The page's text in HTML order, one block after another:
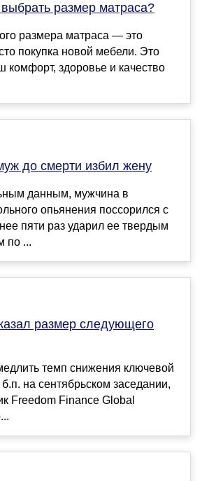
размер матраса?
размера матраса — это
покупка новой мебели. Это
комфорт, здоровье и качество
до смерти избил жену
данным, мужчина в
опьянения поссорился с
пяти раз ударил ее твердым
по ...
размер следующего
темп снижения ключевой
на сентябрьском заседании,
Freedom Finance Global